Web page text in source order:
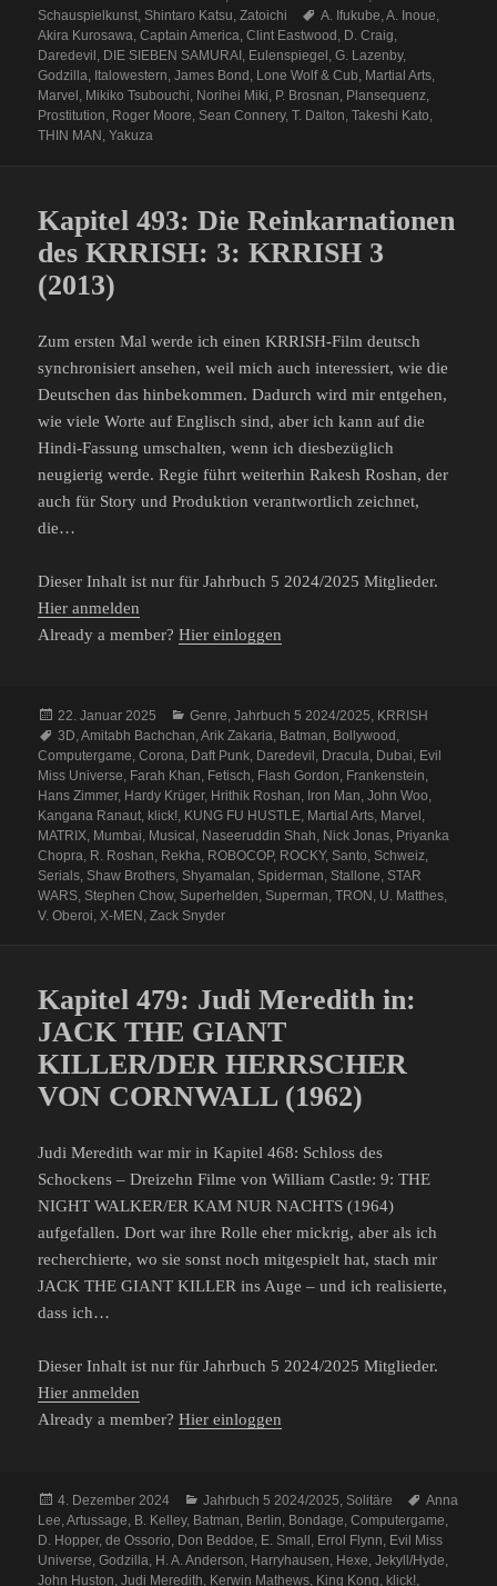
am
Schauspielkunst, Shintaro Katsu,Zatoichi Schlagwörter
A. Ifukube,A. Inoue,
Akira Kurosawa,Captain America,Clint Eastwood , D. Craig,
Daredevil , DIE SIEBEN SAMURAI , Eulenspiegel ,G. Lazenby,
Godzilla, Italowestern,James Bond , Lone Wolf & Cub, Martial Arts,
Marvel , Mikiko Tsubouchi, Norihei Miki, P. Brosnan, Plansequenz,
Prostitution, Roger Moore, Sean Connery,T. Dalton,Takeshi Kato,
THIN MAN ,Yakuza
Kapitel 493: Die Reinkarnationen
des KRRISH: 3: KRRISH 3
(2013)
Zum ersten Mal werde ich einen KRRISH-Film deutsch
synchronisiert ansehen, weil mich auch interessiert, wie die
Deutschen das hinbekommen. Dadurch wird mir entgehen,
wie viele Worte auf Englisch sind, aber ich kann auf die
Hindi-Fassung umschalten, wenn ich diesbezüglich
neugierig werde. Regie führt weiterhin Rakesh Roshan, der
auch für Story und Produktion verantwortlich zeichnet,
die…
Dieser Inhalt ist nur für Jahrbuch 5 2024/2025 Mitglieder.
Hier anmelden
Already a member?Hier einloggen
Veröffentlicht
am
22. Januar 2025 Kategorien
Genre ,Jahrbuch 5 2024/2025 KRRISH
Schlagwörter
3D ,Amitabh Bachchan ,Arik Zakaria Batman Bollywood
Computergame ,Corona Daft Punk Daredevil Dracula Dubai Evil
Miss Universe Farah Khan Fetisch Flash Gordon Frankenstein
Hans Zimmer, Hardy Krüger, Hrithik Roshan Iron Man ,John Woo
Kangana Ranaut klick! KUNG FU HUSTLE Martial Arts Marvel
MATRIX Mumbai Musical Naseeruddin Shah Nick Jonas Priyanka
Chopra R. Roshan Rekha ROBOCOP, ROCKY, Santo Schweiz
Serials Shaw Brothers Shyamalan Spiderman Stallone STAR
WARS Stephen Chow, Superhelden Superman ,TRON U. Matthes
V. Oberoi X-MEN Zack Snyder
Kapitel 479: Judi Meredith in:
JACK THE GIANT
KILLER/DER HERRSCHER
VON CORNWALL (1962)
Judi Meredith war mir in Kapitel 468: Schloss des
Schockens – Dreizehn Filme von William Castle: 9: THE
NIGHT WALKER/ER KAM NUR NACHTS (1964)
aufgefallen. Dort war ihre Rolle eher mickrig, aber als ich
recherchierte, wo sie sonst noch mitgespielt hat, stach mir
JACK THE GIANT KILLER ins Auge – und ich realisierte,
dass ich…
Dieser Inhalt ist nur für Jahrbuch 5 2024/2025 Mitglieder.
Hier anmelden
Already a member?Hier einloggen
Veröffentlicht
am
4. Dezember 2024 Kategorien
Jahrbuch 5 2024/2025, Solitäre
Anna
Lee,Artussage, B. Kelley, Batman, Berlin, Bondage,Computergame,
D. Hopper,de Ossorio, Don Beddoe, E. Small , Errol Flynn, Evil Miss
Universe,Godzilla, H. A. Anderson, Harryhausen, Hexe,Jekyll/Hyde,
John Huston,Judi Meredith, Kerwin Mathews, King Kong, klick!,